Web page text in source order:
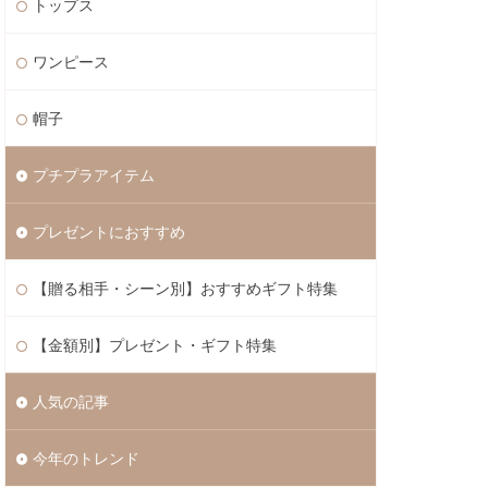
トップス
ワンピース
帽子
プチプラアイテム
プレゼントにおすすめ
【贈る相手・シーン別】おすすめギフト特集
【金額別】プレゼント・ギフト特集
人気の記事
今年のトレンド